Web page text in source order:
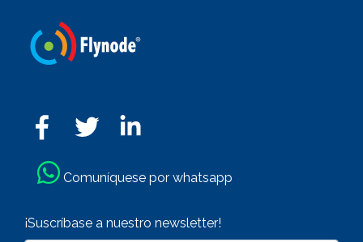
Comuníquese por whatsapp
¡Suscríbase a nuestro newsletter!